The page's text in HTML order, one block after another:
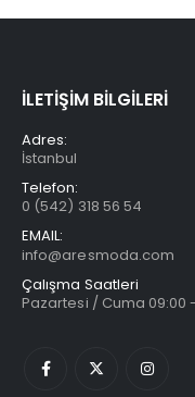
İLETİŞİM BİLGİLERİ
Adres:
İstanbul
Telefon:
0 (542) 318 56 54
EMAIL:
info@aresmoda.com
Çalışma Saatleri
Pazartesi / Cuma 09:00